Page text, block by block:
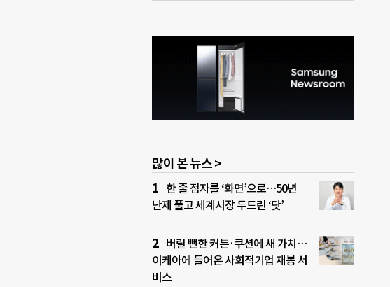
많이 본 뉴스 >
한 줄 점자를 ‘화면’으로…50년
난제 풀고 세계시장 두드린 ‘닷’
버릴 뻔한 커튼·쿠션에 새 가치…
이케아에 들어온 사회적기업 재봉 서
비스